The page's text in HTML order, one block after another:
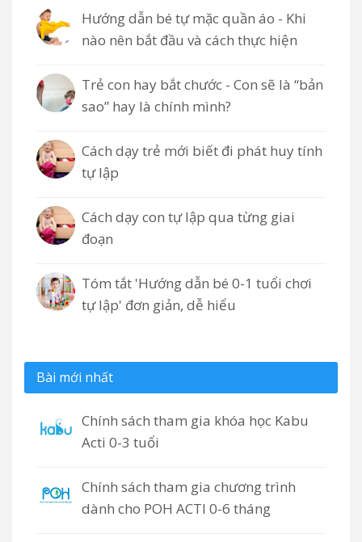
Hướng dẫn bé tự mặc quần áo - Khi
nào nên bắt đầu và cách thực hiện
Trẻ con hay bắt chước - Con sẽ là “bản
sao” hay là chính mình?
Cách dạy trẻ mới biết đi phát huy tính
tự lập
Cách dạy con tự lập qua từng giai
đoạn
Tóm tắt 'Hướng dẫn bé 0-1 tuổi chơi
tự lập' đơn giản, dễ hiểu
Bài mới nhất
Chính sách tham gia khóa học Kabu
Acti 0-3 tuổi
Chính sách tham gia chương trình
dành cho POH ACTI 0-6 tháng